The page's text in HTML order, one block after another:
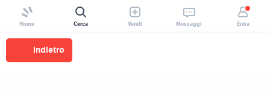
Home Cerca Vendi Messaggi Entra
Indietro